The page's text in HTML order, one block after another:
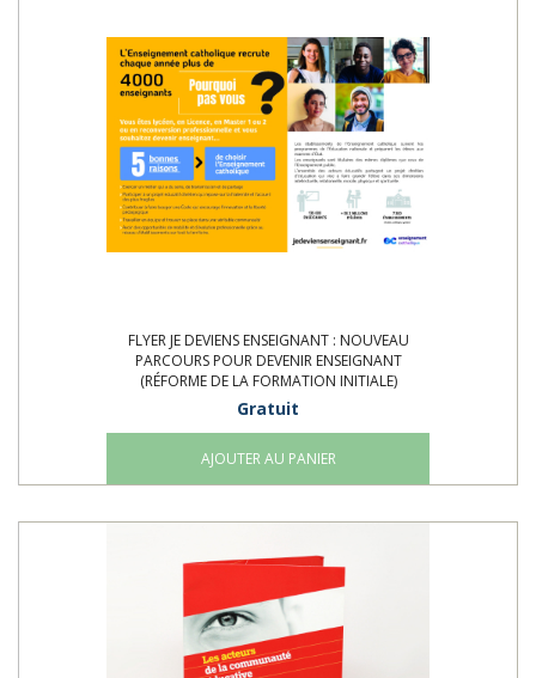
FLYER JE DEVIENS ENSEIGNANT : NOUVEAU
PARCOURS POUR DEVENIR ENSEIGNANT
(RÉFORME DE LA FORMATION INITIALE)
Gratuit
AJOUTER AU PANIER